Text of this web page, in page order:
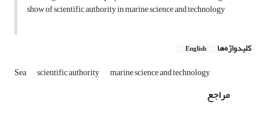
show of scientific authority in marine science and technology
کلیدواژه‌ها English
Sea scientific authority marine science and technology
مراجع